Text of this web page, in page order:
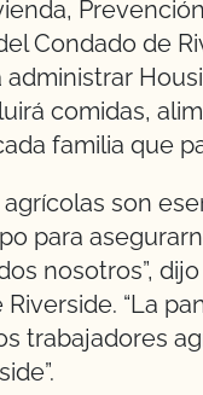
Condado de
administrar
comidas,
familia que
son
para
nosotros”,
“La
trabajadores